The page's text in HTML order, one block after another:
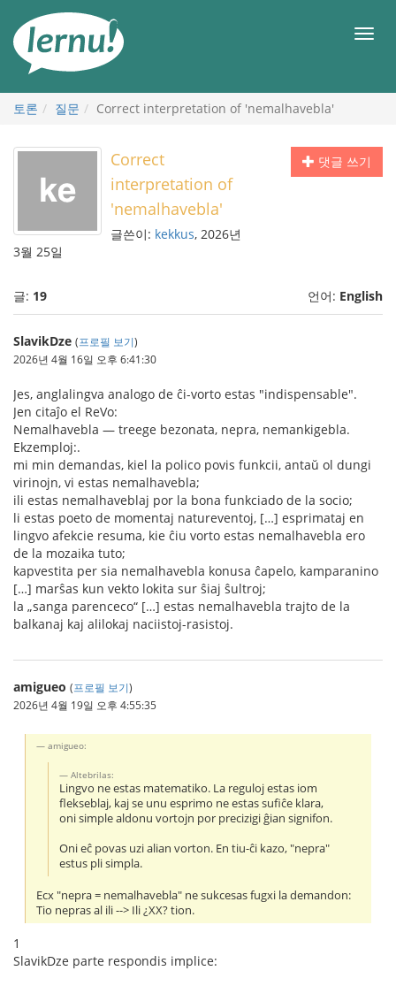
메
토론 질문 Correct interpretation of 'nemalhavebla'
댓글 쓰기
Correct
interpretation of
'nemalhavebla'
글쓴이: kekkus, 2026년
3월 25일
글: 19 언어: English
SlavikDze (프로필 보기)
2026년 4월 16일 오후 6:41:30
Jes, anglalingva analogo de ĉi-vorto estas "indispensable".
Jen citaĵo el ReVo:
Nemalhavebla — treege bezonata, nepra, nemankigebla.
Ekzemploj:.
mi min demandas, kiel la polico povis funkcii, antaŭ ol dungi
virinojn, vi estas nemalhavebla;
ili estas nemalhaveblaj por la bona funkciado de la socio;
li estas poeto de momentaj natureventoj, […] esprimataj en
lingvo afekcie resuma, kie ĉiu vorto estas nemalhavebla ero
de la mozaika tuto;
kapvestita per sia nemalhavebla konusa ĉapelo, kamparanino
[…] marŝas kun vekto lokita sur ŝiaj ŝultroj;
la „sanga parenceco“ […] estas nemalhavebla trajto de la
balkanaj kaj alilokaj naciistoj-rasistoj.
amigueo (프로필 보기)
2026년 4월 19일 오후 4:55:35
amigueo:
Altebrilas:
Lingvo ne estas matematiko. La reguloj estas iom
flekseblaj, kaj se unu esprimo ne estas sufiĉe klara,
oni simple aldonu vortojn por precizigi ĝian signifon.
Oni eĉ povas uzi alian vorton. En tiu-ĉi kazo, "nepra"
estus pli simpla.
Ecx "nepra = nemalhavebla" ne sukcesas fugxi la demandon:
Tio nepras al ili --> Ili ¿XX? tion.
1
SlavikDze parte respondis implice: